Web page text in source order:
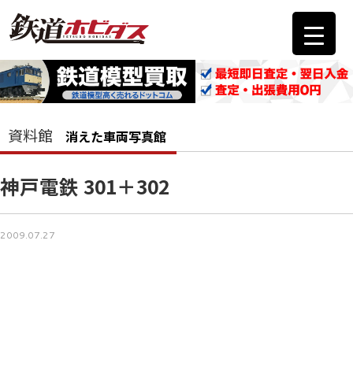
資料館 消えた車両写真館
神戸電鉄 301＋302
2009.07.27